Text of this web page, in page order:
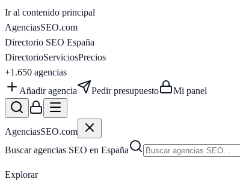
Ir al contenido principal
AgenciasSEO.com
Directorio SEO España
DirectorioServiciosPrecios
+1.650 agencias
Añadir agencia
Pedir presupuesto Mi panel
AgenciasSEO.com
Buscar agencias SEO en España
Explorar